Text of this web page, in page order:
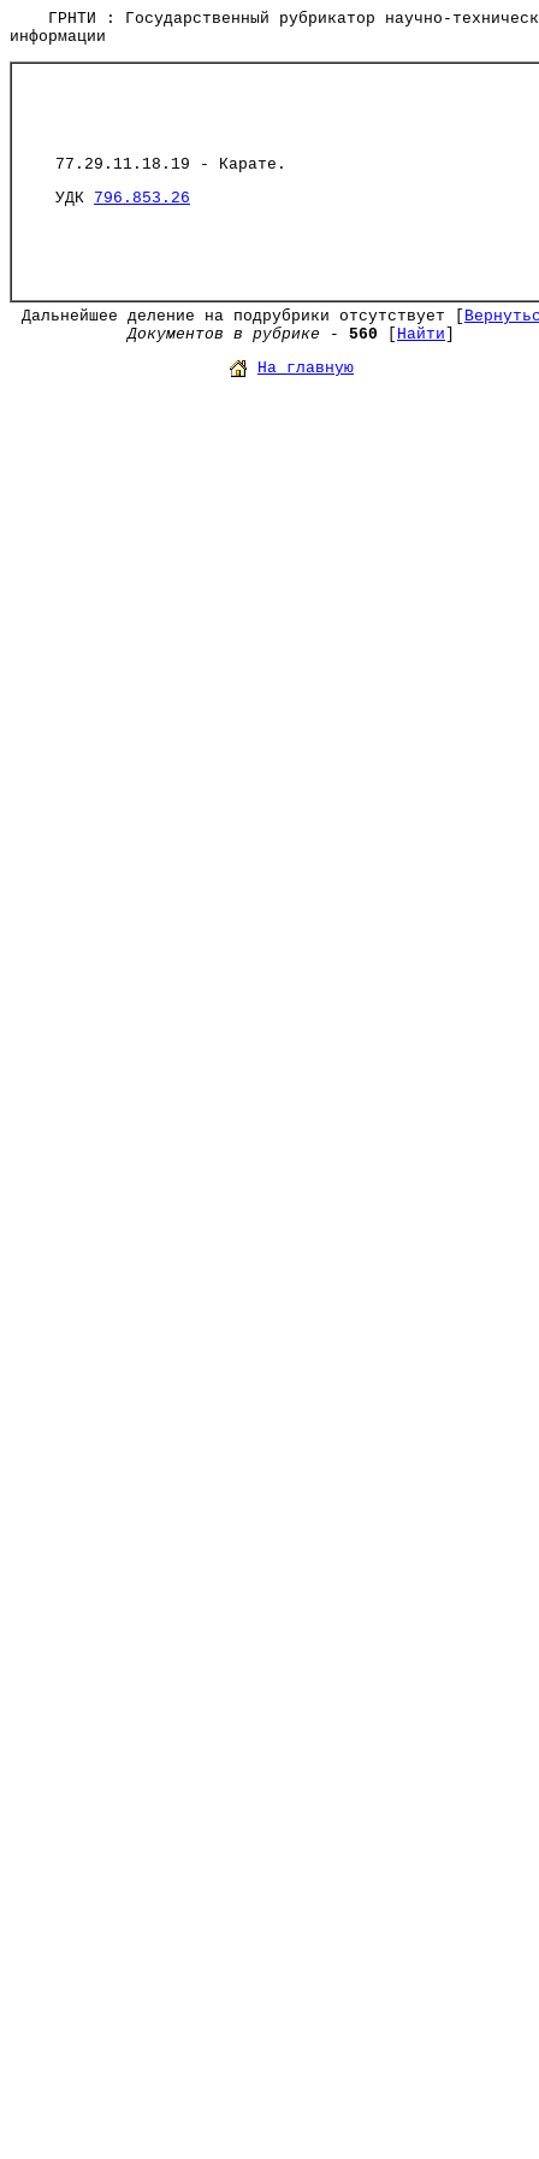
ГРНТИ : Государственный рубрикатор научно-
информации
77.29.11.18.19 - Карате.
УДК 796.853.26
Дальнейшее деление на подрубрики отсутствует [
Документов в рубрике - 560 Найти
На главную